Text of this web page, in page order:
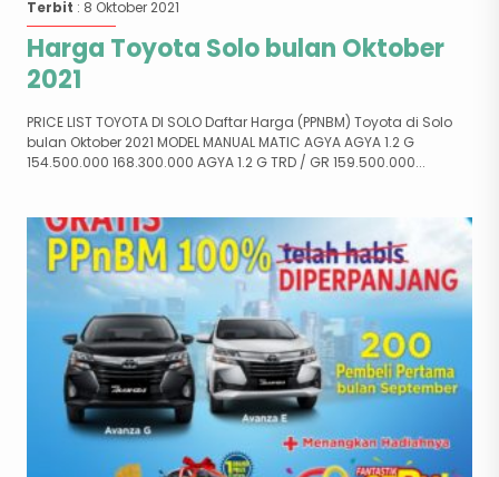
Terbit : 8 Oktober 2021
Harga Toyota Solo bulan Oktober
2021
PRICE LIST TOYOTA DI SOLO Daftar Harga (PPNBM) Toyota di Solo
bulan Oktober 2021 MODEL MANUAL MATIC AGYA AGYA 1.2 G
154.500.000 168.300.000 AGYA 1.2 G TRD / GR 159.500.000...